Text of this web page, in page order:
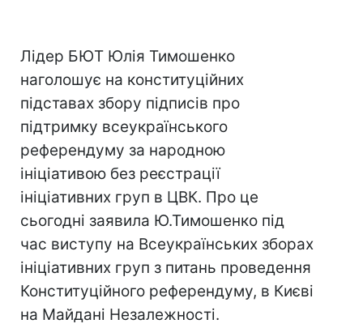
Лідер БЮТ Юлія Тимошенко
наголошує на конституційних
підставах збору підписів про
підтримку всеукраїнського
референдуму за народною
ініціативою без реєстрації
ініціативних груп в ЦВК. Про це
сьогодні заявила Ю.Тимошенко під
час виступу на Всеукраїнських зборах
ініціативних груп з питань проведення
Конституційного референдуму, в Києві
на Майдані Незалежності.